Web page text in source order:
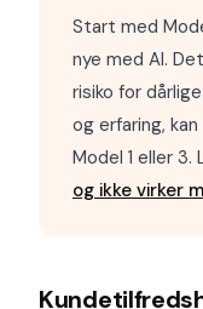
Start med
nye med AI.
risiko for
og erfaring,
Model 1 eller
og ikke virker